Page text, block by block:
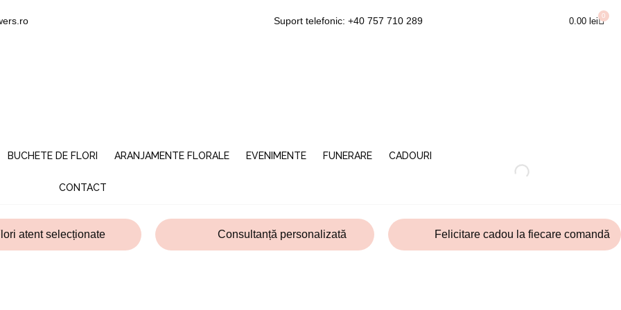
Suport telefonic: +40 757 710 289 0.00 lei 0
Cart
BUCHETE DE FLORI ARANJAMENTE FLORALE EVENIMENTE FUNERARE CADOURI
CONTACT
atent selecționate Consultanță personalizată Felicitare cadou la fiecare comandă